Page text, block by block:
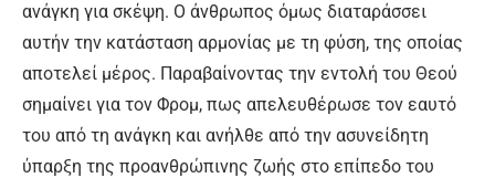
ανάγκη για σκέψη. Ο άνθρωπος όμως διαταράσσει
αυτήν την κατάσταση αρμονίας με τη φύση, της οποίας
αποτελεί μέρος. Παραβαίνοντας την εντολή του Θεού
σημαίνει για τον Φρομ, πως απελευθέρωσε τον εαυτό
του από τη ανάγκη και ανήλθε από την ασυνείδητη
ύπαρξη της προανθρώπινης ζωής στο επίπεδο του